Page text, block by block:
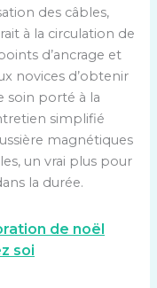
des câbles,
à la circulation de
d’ancrage et
novices d’obtenir
soin porté à la
simplifié
magnétiques
un vrai plus pour
la durée.
de noël
soi